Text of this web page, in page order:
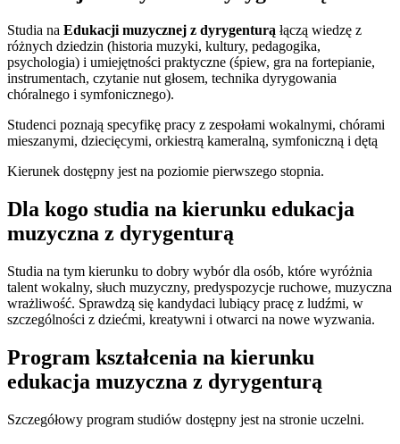
Studia na Edukacji muzycznej z dyrygenturą łączą wiedzę z
różnych dziedzin (historia muzyki, kultury, pedagogika,
psychologia) i umiejętności praktyczne (śpiew, gra na fortepianie,
instrumentach, czytanie nut głosem, technika dyrygowania
chóralnego i symfonicznego).
Studenci poznają specyfikę pracy z zespołami wokalnymi, chórami
mieszanymi, dziecięcymi, orkiestrą kameralną, symfoniczną i dętą
Kierunek dostępny jest na poziomie pierwszego stopnia.
Dla kogo studia na kierunku edukacja
muzyczna z dyrygenturą
Studia na tym kierunku to dobry wybór dla osób, które wyróżnia
talent wokalny, słuch muzyczny, predyspozycje ruchowe, muzyczna
wrażliwość. Sprawdzą się kandydaci lubiący pracę z ludźmi, w
szczególności z dziećmi, kreatywni i otwarci na nowe wyzwania.
Program kształcenia na kierunku
edukacja muzyczna z dyrygenturą
Szczegółowy program studiów dostępny jest na stronie uczelni.